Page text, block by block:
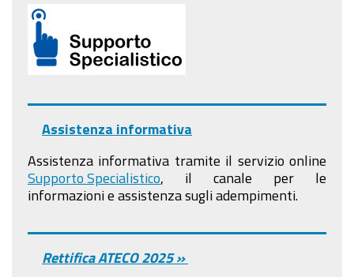
Assistenza informativa
Assistenza informativa tramite il servizio online
Supporto Specialistico , il canale per le
informazioni e assistenza sugli adempimenti.
Rettifica ATECO 2025 »